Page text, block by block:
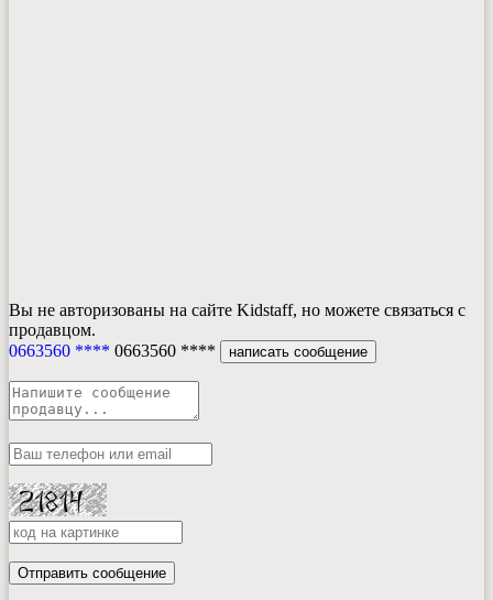
Вы не авторизованы на сайте Kidstaff, но можете связаться с
продавцом.
0663560 **** 0663560 **** написать сообщение
Отправить сообщение